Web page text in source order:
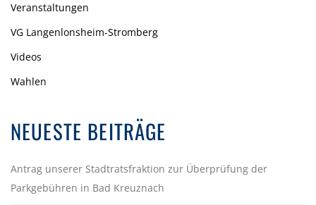
Veranstaltungen
VG Langenlonsheim-Stromberg
Videos
Wahlen
NEUESTE BEITRÄGE
Antrag unserer Stadtratsfraktion zur Überprüfung der
Parkgebühren in Bad Kreuznach